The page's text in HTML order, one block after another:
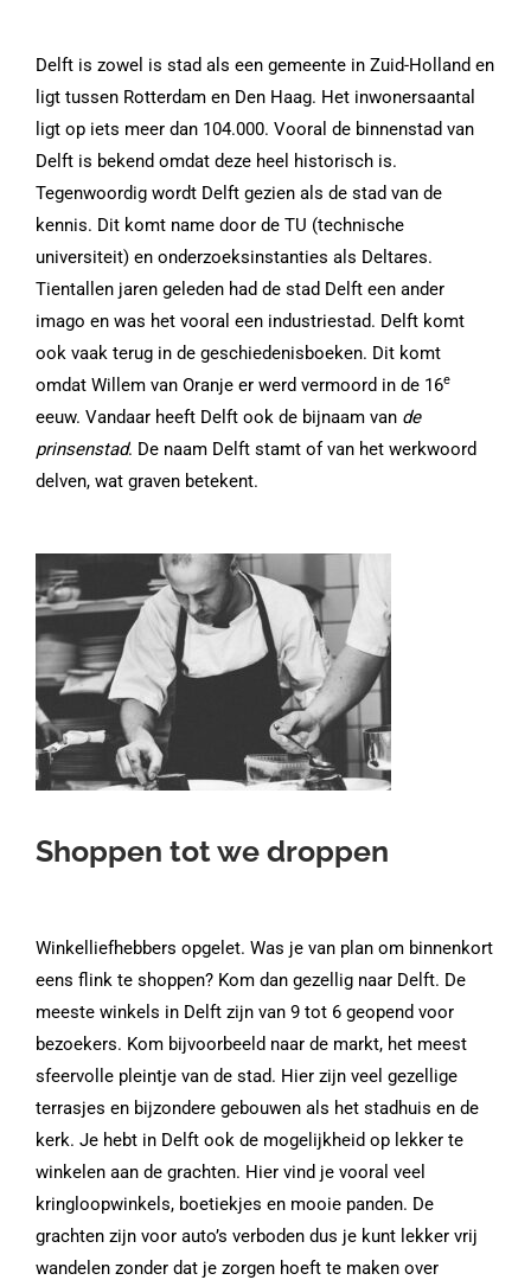
Delft is zowel is stad als een gemeente in Zuid-Holland en
ligt tussen Rotterdam en Den Haag. Het inwonersaantal
ligt op iets meer dan 104.000. Vooral de binnenstad van
Delft is bekend omdat deze heel historisch is.
Tegenwoordig wordt Delft gezien als de stad van de
kennis. Dit komt name door de TU (technische
universiteit) en onderzoeksinstanties als Deltares.
Tientallen jaren geleden had de stad Delft een ander
imago en was het vooral een industriestad. Delft komt
ook vaak terug in de geschiedenisboeken. Dit komt
omdat Willem van Oranje er werd vermoord in de 16e
eeuw. Vandaar heeft Delft ook de bijnaam van de
prinsenstad. De naam Delft stamt of van het werkwoord
delven, wat graven betekent.
Shoppen tot we droppen
Winkelliefhebbers opgelet. Was je van plan om binnenkort
eens flink te shoppen? Kom dan gezellig naar Delft. De
meeste winkels in Delft zijn van 9 tot 6 geopend voor
bezoekers. Kom bijvoorbeeld naar de markt, het meest
sfeervolle pleintje van de stad. Hier zijn veel gezellige
terrasjes en bijzondere gebouwen als het stadhuis en de
kerk. Je hebt in Delft ook de mogelijkheid op lekker te
winkelen aan de grachten. Hier vind je vooral veel
kringloopwinkels, boetiekjes en mooie panden. De
grachten zijn voor auto’s verboden dus je kunt lekker vrij
wandelen zonder dat je zorgen hoeft te maken over